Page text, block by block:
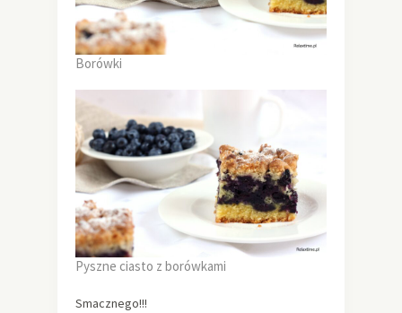
Borówki
Pyszne ciasto z borówkami
Smacznego!!!